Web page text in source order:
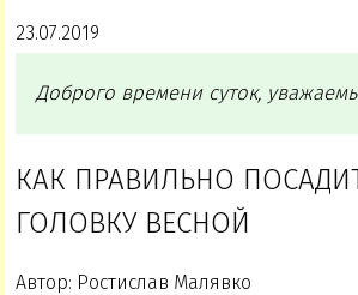
23.07.2019
Доброго времени суток,
КАК ПРАВИЛЬНО
ГОЛОВКУ ВЕСНОЙ
Автор: Ростислав Малявко